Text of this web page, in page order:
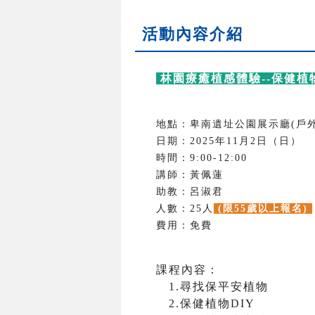
活動內容介紹
林園療癒植感體驗--保健植
地點：卑南遺址公園展示廳(戶
日期：2025年11月2日（日）
時間：9:00-12:00
講師：黃佩蓮
助教：呂淑君
人數：25人
(限55歲以上報名)
費用：免費
課程內容：
1.尋找保平安植物
2.保健植物DIY